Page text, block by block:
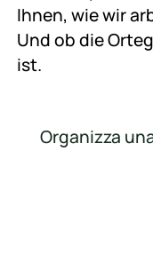
Ihnen, wie wir
Und ob die
ist.
Organizza
Organizza